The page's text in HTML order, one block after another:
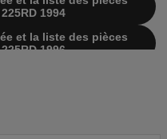
1994
et la liste des pièces
1996